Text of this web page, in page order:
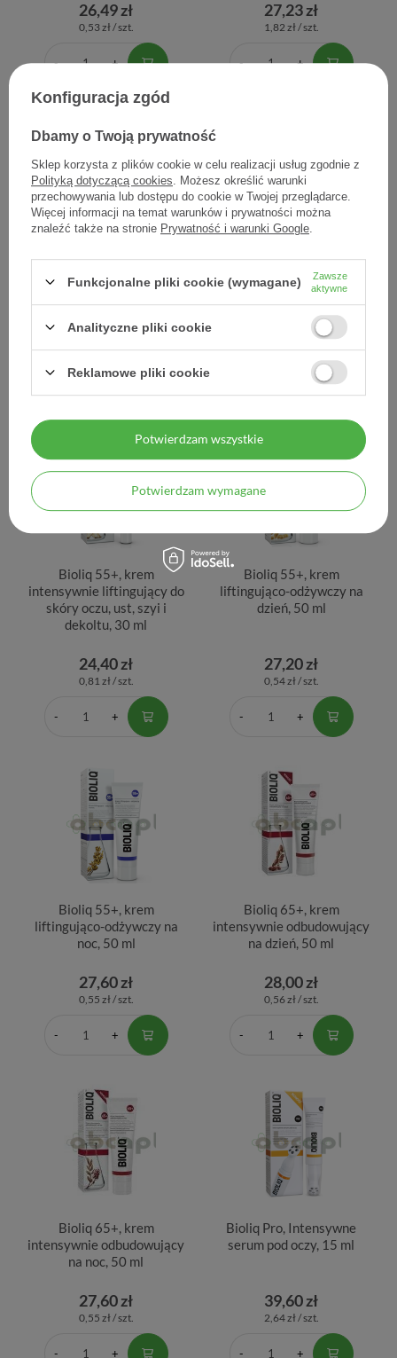
26,49 zł
0,53 zł / szt.
27,23 zł
1,82 zł / szt.
Bioliq 45+, krem
na dzień, 50 ml
27,70 zł
Bioliq 45+, krem
ujędrniająco-wygładzający
na noc, 50 ml
29,67 zł
Bioliq 55+, krem
intensywnie liftingujący do
skóry oczu, ust, szyi i
dekoltu, 30 ml
24,40 zł
0,81 zł / szt.
Bioliq 55+, krem
liftingująco-odżywczy na
dzień, 50 ml
27,20 zł
0,54 zł / szt.
Bioliq 55+, krem
liftingująco-odżywczy na
noc, 50 ml
27,60 zł
0,55 zł / szt.
Bioliq 65+, krem
intensywnie odbudowujący
na dzień, 50 ml
28,00 zł
0,56 zł / szt.
Bioliq 65+, krem
intensywnie odbudowujący
na noc, 50 ml
27,60 zł
0,55 zł / szt.
Bioliq Pro, Intensywne
serum pod oczy, 15 ml
39,60 zł
2,64 zł / szt.
Konfiguracja zgód
Dbamy o Twoją prywatność
Sklep korzysta z plików cookie w celu realizacji usług zgodnie z
Polityką dotyczącą cookies . Możesz określić warunki
przechowywania lub dostępu do cookie w Twojej przeglądarce.
Więcej informacji na temat warunków i prywatności można
znaleźć także na stronie Prywatność i warunki Google
Funkcjonalne pliki cookie (wymagane)
Zawsze
aktywne
Analityczne pliki cookie
Reklamowe pliki cookie
Potwierdzam wymagane
Potwierdzam wszystkie